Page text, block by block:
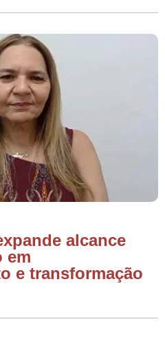
alcance
em
e transformação